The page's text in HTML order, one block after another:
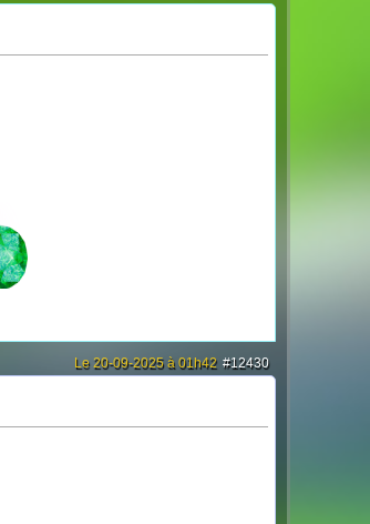
#12430
Le 20-09-2025 à 01h42